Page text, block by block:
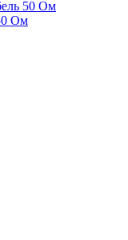
50 Ом
Ом